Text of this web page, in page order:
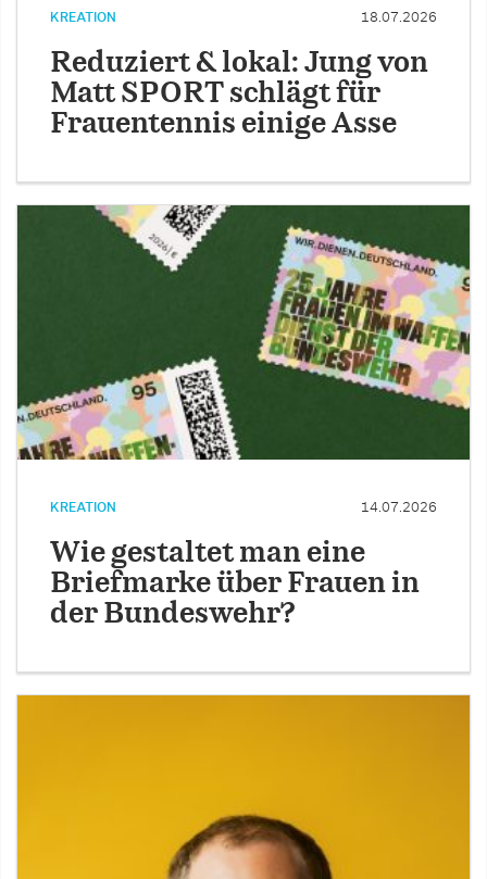
KREATION 18.07.2026
Reduziert & lokal: Jung von
Matt SPORT schlägt für
Frauentennis einige Asse
KREATION 14.07.2026
Wie gestaltet man eine
Briefmarke über Frauen in
der Bundeswehr?